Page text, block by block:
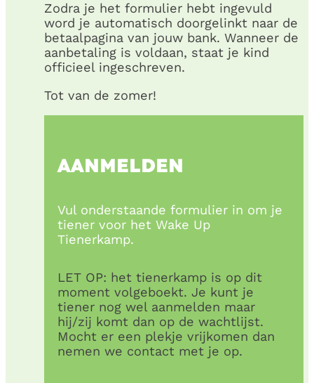
Zodra je het formulier hebt ingevuld
word je automatisch doorgelinkt naar de
betaalpagina van jouw bank. Wanneer de
aanbetaling is voldaan, staat je kind
officieel ingeschreven.
Tot van de zomer!
AANMELDEN
Vul onderstaande formulier in om je
tiener voor het Wake Up
Tienerkamp.
LET OP: het tienerkamp is op dit
moment volgeboekt. Je kunt je
tiener nog wel aanmelden maar
hij/zij komt dan op de wachtlijst.
Mocht er een plekje vrijkomen dan
nemen we contact met je op.